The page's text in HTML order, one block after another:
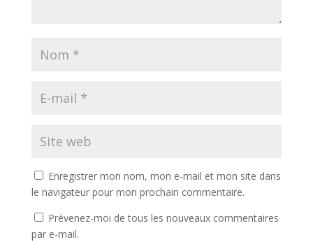
Enregistrer mon nom, mon e-mail et mon site dans
le navigateur pour mon prochain commentaire.
Prévenez-moi de tous les nouveaux commentaires
par e-mail.